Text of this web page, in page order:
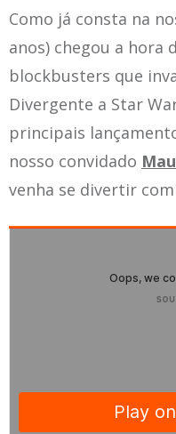
Como já consta na
anos) chegou a hora
blockbusters que
Divergente a Star
principais
nosso convidado
venha se divertir